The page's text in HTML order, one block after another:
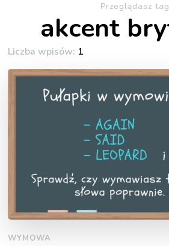
Przeglądasz tag
akcent
Liczba wpisów: 1
WYMOWA